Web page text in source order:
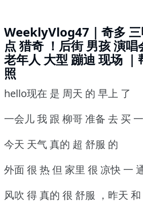
WeeklyVlog47｜奇多
点 猎奇 ！后街 男孩 演唱
老年人 大型 蹦迪 现场 ｜
照
hello现在 是 周天 的 早上 了
一会儿 我 跟 柳哥 准备 去 买
今天 天气 真的 超 舒服 的
外面 很 热 但 家里 很 凉快 一
风吹 得 真的 很 舒服 ，昨天